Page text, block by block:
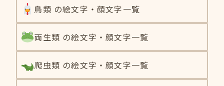
鳥類 の絵文字・顔文字一覧
両生類 の絵文字・顔文字一覧
爬虫類 の絵文字・顔文字一覧